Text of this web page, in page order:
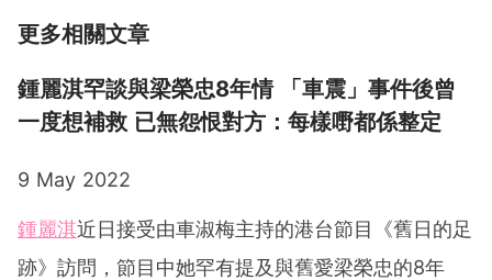
更多相關文章
鍾麗淇罕談與梁榮忠8年情 「車震」事件後曾
一度想補救 已無怨恨對方：每樣嘢都係整定
9 May 2022
鍾麗淇近日接受由車淑梅主持的港台節目《舊日的足
跡》訪問，節目中她罕有提及與舊愛梁榮忠的8年